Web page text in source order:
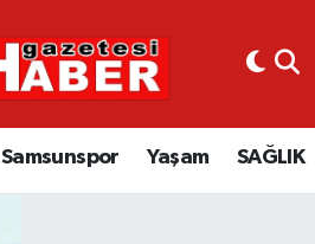
Samsunspor Yaşam SAĞLIK